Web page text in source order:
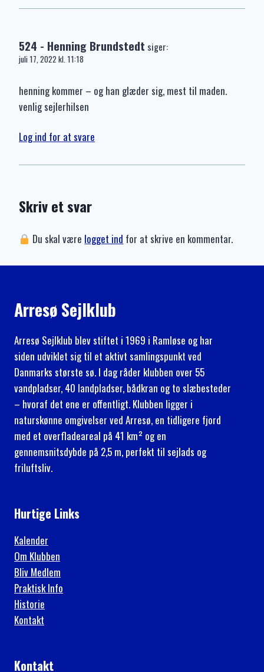
524 - Henning Brundstedt siger:
juli 17, 2022 kl. 11:18
henning kommer – og han glæder sig, mest til maden.
venlig sejlerhilsen
Log ind for at svare
Skriv et svar
Du skal være logget ind for at skrive en kommentar.
Arresø Sejlklub
Arresø Sejlklub blev stiftet i 1969 i Ramløse og har
siden udviklet sig til et aktivt samlingspunkt ved
Danmarks største sø. I dag råder klubben over 55
vandpladser, 40 landpladser, bådkran og to slæbesteder
– hvoraf det ene er offentligt. Klubben ligger i
naturskønne omgivelser ved Arresø, en tidligere fjord
med et overfladeareal på 41 km² og en
gennemsnitsdybde på 2,5 m, perfekt til sejlads og
friluftsliv.
Hurtige Links
Kalender
Om Klubben
Bliv Medlem
Praktisk Info
Historie
Kontakt
Kontakt